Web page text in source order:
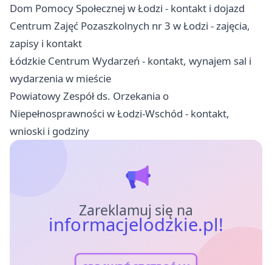
Dom Pomocy Społecznej w Łodzi - kontakt i dojazd
Centrum Zajęć Pozaszkolnych nr 3 w Łodzi - zajęcia,
zapisy i kontakt
Łódzkie Centrum Wydarzeń - kontakt, wynajem sal i
wydarzenia w mieście
Powiatowy Zespół ds. Orzekania o
Niepełnosprawności w Łodzi-Wschód - kontakt,
wnioski i godziny
Zareklamuj się na
informacjelodzkie.pl!